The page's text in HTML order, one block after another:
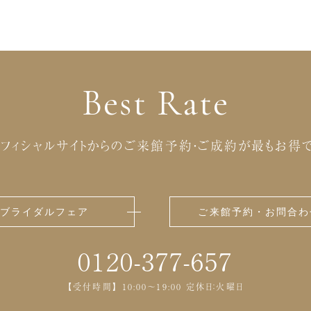
Best Rate
ィシャルサイトからのご来館予約・ご成約が最もお得
ブライダルフェア ご来館予約・お問合
0120-377-657
【受付時間】 10:00～19:00 定休日：火曜日